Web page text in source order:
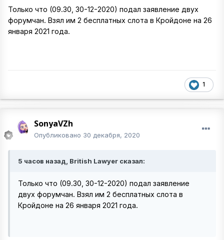
Только что (09.30, 30-12-2020) подал заявление двух
форумчан. Взял им 2 бесплатных слота в Кройдоне на 26
января 2021 года.
1
SonyaVZh
Опубликовано 30 декабря, 2020
5 часов назад, British Lawyer сказал:
Только что (09.30, 30-12-2020) подал заявление
двух форумчан. Взял им 2 бесплатных слота в
Кройдоне на 26 января 2021 года.